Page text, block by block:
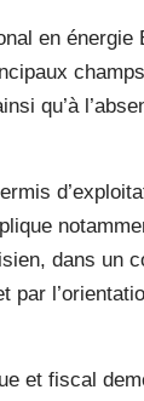
en énergie
qu’à
dans un
par
et fiscal